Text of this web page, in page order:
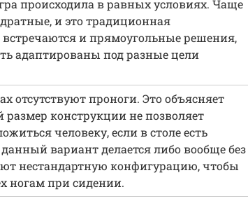
происходила в равных условиях. Чаще
и это традиционная
и прямоугольные решения,
адаптированы под разные цели
отсутствуют проноги. Это объясняет
размер конструкции не позволяет
человеку, если в столе есть
вариант делается либо вообще без
нестандартную конфигурацию, чтобы
ногам при сидении.